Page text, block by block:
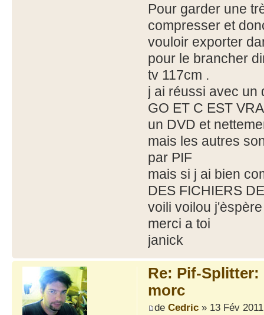
Pour garder une
compresser et
vouloir exporter
pour le brancher
tv 117cm .
j ai réussi avec un
GO ET C EST
un DVD et
mais les autres
par PIF
mais si j ai bien
DES FICHIERS
voili voilou
merci a toi
janick
Re: Pif-
morc
de Cedric» 13 Fév